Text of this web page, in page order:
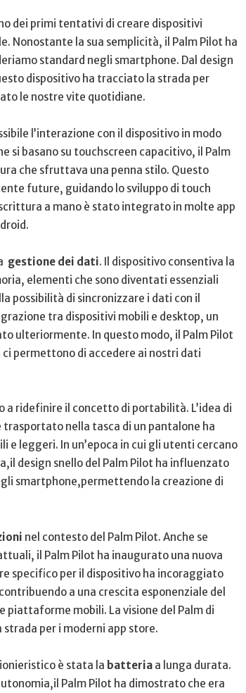
dei primi tentativi di creare dispositivi
Nonostante la sua semplicità, il Palm Pilot ha
standard negli smartphone. Dal design
dispositivo ha tracciato la strada per
le nostre vite quotidiane.
l’interazione con il​ dispositivo in modo
si basano⁤ su touchscreen capacitivo, il Palm
che sfruttava ‌una penna stilo. Questo
future, guidando lo ​sviluppo di touch‌
a mano è stato integrato in molte app
gestione dei⁤ dati. Il dispositivo consentiva la
elementi che⁤ sono diventati essenziali
possibilità di sincronizzare i dati​ con il
tra dispositivi mobili e desktop, un
ulteriormente. In questo modo, il Palm Pilot‌
permettono ⁤di accedere ai nostri dati
a ridefinire il concetto di portabilità. L’idea di
nella tasca ⁢di un pantalone ha
e leggeri. In un’epoca in cui gli utenti cercano
design snello⁢ del Palm Pilot ha influenzato
smartphone,permettendo la creazione di
‍nel contesto del Palm Pilot. Anche se
il ‍Palm Pilot ha inaugurato una nuova
specifico per il dispositivo‌ ha incoraggiato
a una crescita esponenziale​ del
mobili. La visione del Palm di
per i​ moderni app store.
è stata la batteria a lunga durata.
Palm Pilot ha dimostrato che era